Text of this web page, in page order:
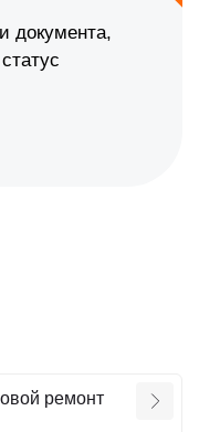
документа,
ремонт